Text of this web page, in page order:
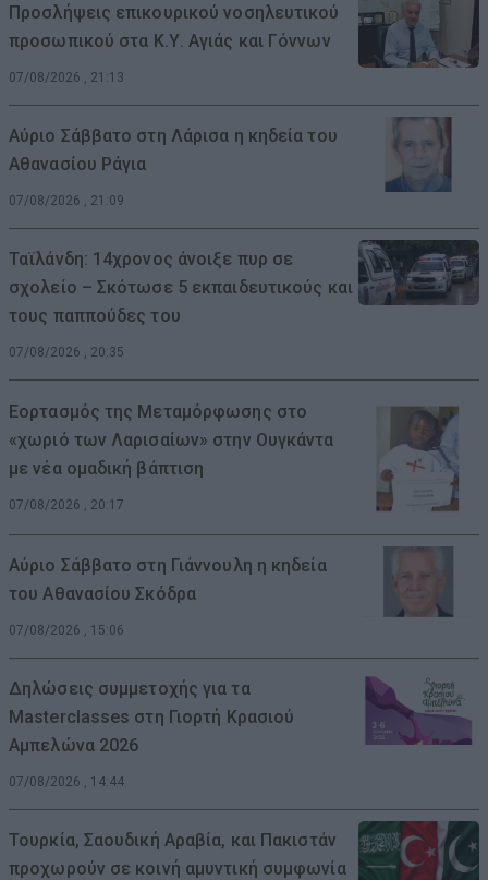
Προσλήψεις επικουρικού νοσηλευτικού
προσωπικού στα Κ.Υ. Αγιάς και Γόννων
07/08/2026 , 21:13
Αύριο Σάββατο στη Λάρισα η κηδεία του
Αθανασίου Ράγια
07/08/2026 , 21:09
Ταϊλάνδη: 14χρονος άνοιξε πυρ σε
σχολείο – Σκότωσε 5 εκπαιδευτικούς και
τους παππούδες του
07/08/2026 , 20:35
Εορτασμός της Μεταμόρφωσης στο
«χωριό των Λαρισαίων» στην Ουγκάντα
με νέα ομαδική βάπτιση
07/08/2026 , 20:17
Αύριο Σάββατο στη Γιάννουλη η κηδεία
του Αθανασίου Σκόδρα
07/08/2026 , 15:06
Δηλώσεις συμμετοχής για τα
Masterclasses στη Γιορτή Κρασιού
Αμπελώνα 2026
07/08/2026 , 14:44
Τουρκία, Σαουδική Αραβία, και Πακιστάν
προχωρούν σε κοινή αμυντική συμφωνία